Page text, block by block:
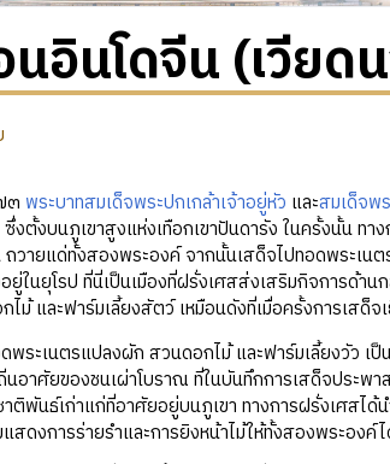
นอินโดจีน (เวียด
๓ พระบาทสมเด็จพระปกเกล้าเจ้าอยู่หัว และสมเด็จพ
งตั้งบนภูเขาสูงแห่งเทือกเขาปันดารัง ในครั้งนั้น ท
วายแด่ทั้งสองพระองค์ จากนั้นเสด็จไปทอดพระเน
ยู่ในยุโรป ที่นี่เป็นเมืองที่ฝรั่งเศสส่งเสริมกิจการด้า
ม้ และฟาร์มเลี้ยงสัตว์ เหมือนดังที่เมื่อครั้งการเสด็จ
ระเนตรแปลงผัก สวนดอกไม้ และฟาร์มเลี้ยงวัว
นอาศัยของชนเผ่าโบราณ ที่ในบันทึกการเสด็จประพ
ติพันธ์เก่าแก่ที่อาศัยอยู่บนภูเขา ทางการฝรั่งเศสได้
สดงการร่ายรำและการยิงหน้าไม้ให้ทั้งสองพระอง